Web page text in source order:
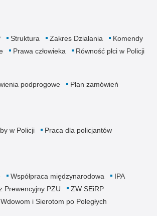
Struktura Zakres Działania
Komendy
Prawa człowieka Równość płci w Policji
podprogowe
Plan zamówień
w Policji
Praca dla policjantów
Współpraca międzynarodowa
IPA
Prewencyjny PZU
ZW SEiRP
i Sierotom po Poległych